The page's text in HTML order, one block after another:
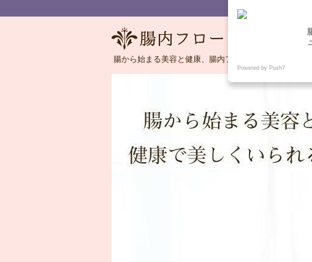
腸から始まる美容と健康、腸内フローラの語りべとし
Powered by Push7